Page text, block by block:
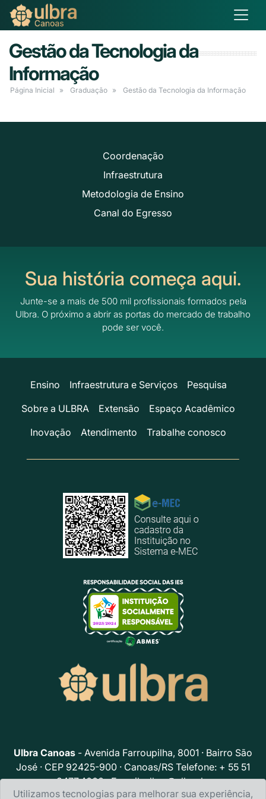
Gestão da Tecnologia da
Informação
Página Inicial Graduação Gestão da Tecnologia da Informação
Coordenação
Infraestrutura
Metodologia de Ensino
Canal do Egresso
Sua história começa aqui.
Junte-se a mais de 500 mil profissionais formados pela
Ulbra. O próximo a abrir as portas do mercado de trabalho
pode ser você.
Ensino Infraestrutura e Serviços
Pesquisa
Sobre a ULBRA
Extensão
Espaço Acadêmico
Inovação
Atendimento Trabalhe conosco
Ulbra Canoas - Avenida Farroupilha, 8001 · Bairro São
José · CEP 92425-900 · Canoas/RS Telefone: + 55 51
3477.4000 · E-mail:ulbra@ulbra.br
Utilizamos tecnologias para melhorar sua experiência,